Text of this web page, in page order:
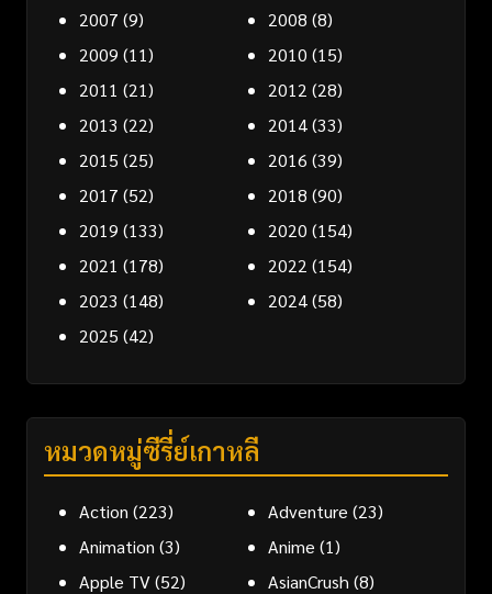
2007 (9) 2008 (8)
2009 (11) 2010 (15)
2011 (21) 2012 (28)
2013 (22) 2014(33)
2015 (25) 2016 (39)
2017 (52) 2018 (90)
2019 (133) 2020 (154)
2021 (178) 2022 (154)
2023 (148) 2024(58)
2025 (42)
หมวดหมู่ซีรี่ย์เกาหลี
Action (223) Adventure (23)
Animation (3) Anime (1)
Apple TV(52) AsianCrush (8)